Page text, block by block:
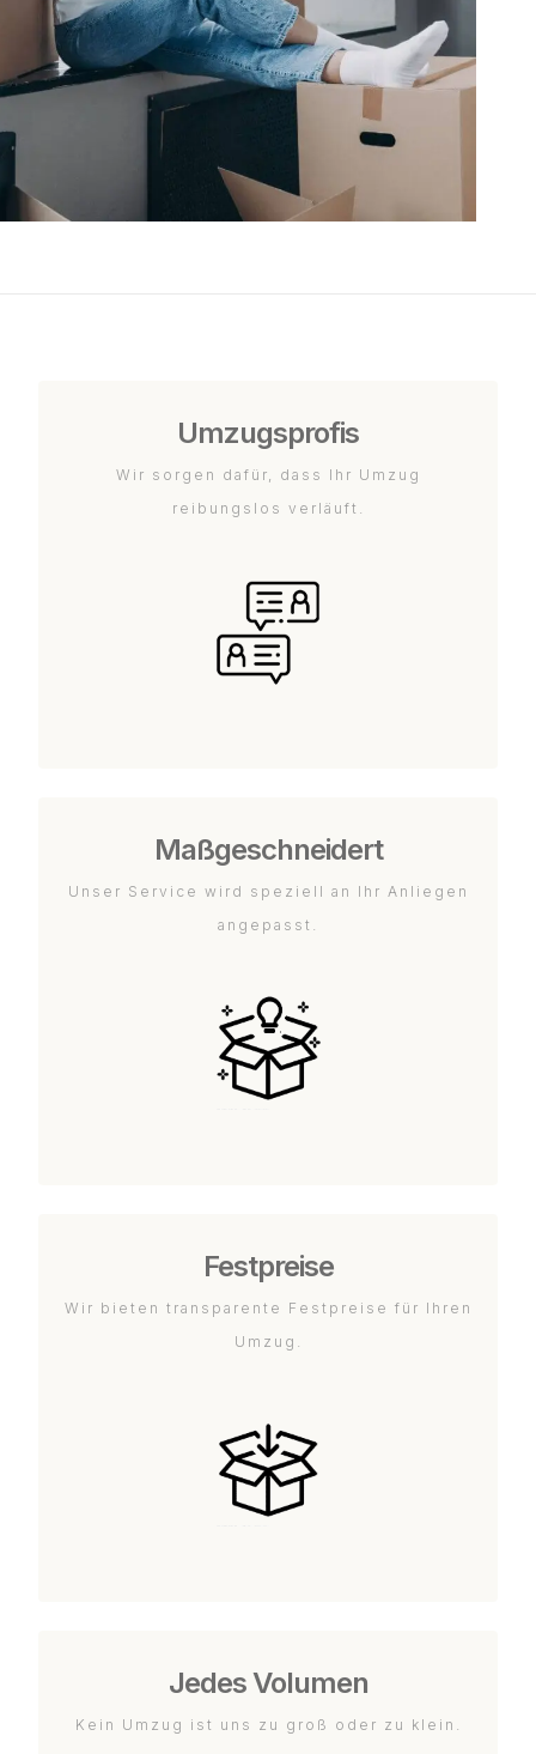
Umzugsprofis
Wir sorgen dafür, dass Ihr Umzug
reibungslos verläuft.
Maßgeschneidert
Unser Service wird speziell an Ihr Anliegen
angepasst.
Festpreise
Wir bieten transparente Festpreise für Ihren
Umzug.
Jedes Volumen
Kein Umzug ist uns zu groß oder zu klein.